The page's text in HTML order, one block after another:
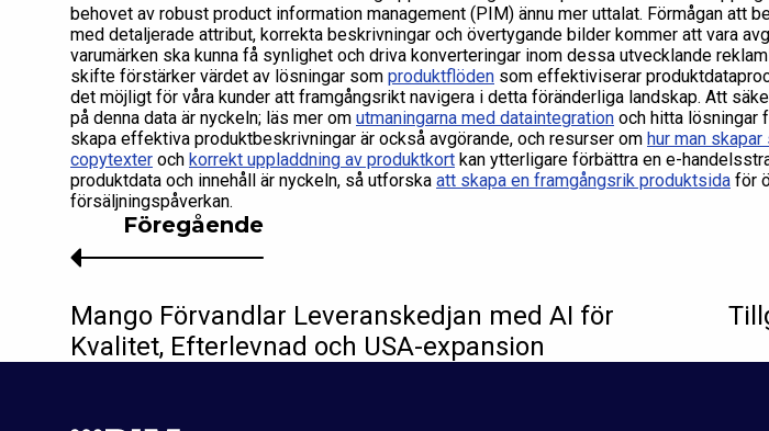
behovet av robust product information management (PIM) ännu mer uttalat. Förmågan att
med detaljerade attribut, korrekta beskrivningar och övertygande bilder kommer att vara
varumärken ska kunna få synlighet och driva konverteringar inom dessa utvecklande
skifte förstärker värdet av lösningar som produktflöden som effektiviserar
det möjligt för våra kunder att framgångsrikt navigera i detta föränderliga landskap. Att
på denna data är nyckeln; läs mer om utmaningarna med dataintegration och hitta lösningar
skapa effektiva produktbeskrivningar är också avgörande, och resurser om hur man
copytexter och korrekt uppladdning av produktkort kan ytterligare förbättra en e-
produktdata och innehåll är nyckeln, så utforska att skapa en framgångsrik produktsida för
försäljningspåverkan.
Föregående
Mango Förvandlar Leveranskedjan med AI för
Kvalitet, Efterlevnad och USA-expansion